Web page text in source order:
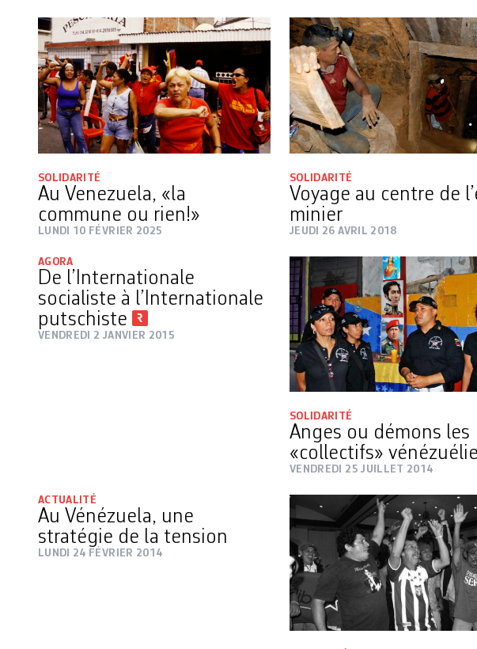
SOLIDARITÉ
Au Venezuela, «la
commune ou rien!»
LUNDI 10 FÉVRIER 2025
SOLIDARITÉ
Voyage au centre de
minier
JEUDI 26 AVRIL 2018
AGORA
De l’Internationale
socialiste à l’Internationale
putschiste
VENDREDI 2 JANVIER 2015
SOLIDARITÉ
Anges ou démons les
«collectifs»
VENDREDI 25 JUILLET 2014
ACTUALITÉ
Au Vénézuela, une
stratégie de la tension
LUNDI 24 FÉVRIER 2014